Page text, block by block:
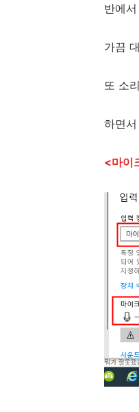
반에
가끔
또 소
하면
<마이